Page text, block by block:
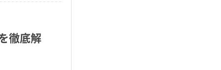
徹底解